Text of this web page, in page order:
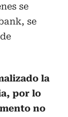
se
se
la
por lo
no